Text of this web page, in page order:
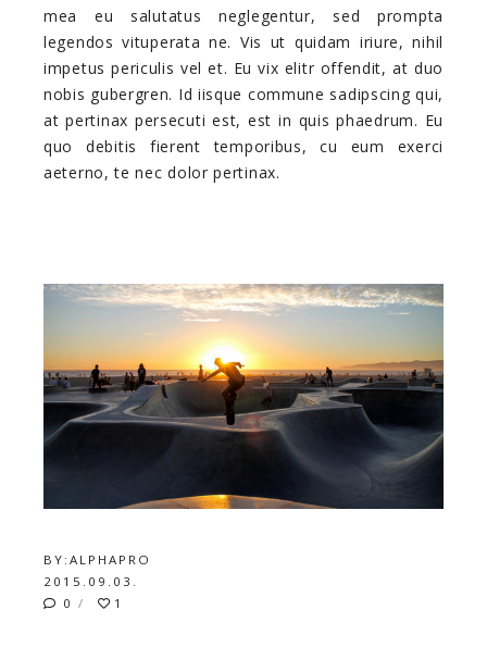
mea eu salutatus neglegentur, sed prompta
legendos vituperata ne. Vis ut quidam iriure, nihil
impetus periculis vel et. Eu vix elitr offendit, at duo
nobis gubergren. Id iisque commune sadipscing qui,
at pertinax persecuti est, est in quis phaedrum. Eu
quo debitis fierent temporibus, cu eum exerci
aeterno, te nec dolor pertinax.
BY: ALPHAPRO
2015.09.03.
0
1